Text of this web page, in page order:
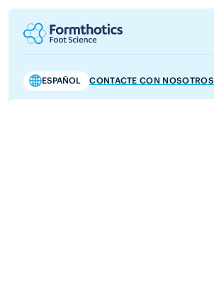
ESPAÑOL CONTACTE CON NOSOTROS